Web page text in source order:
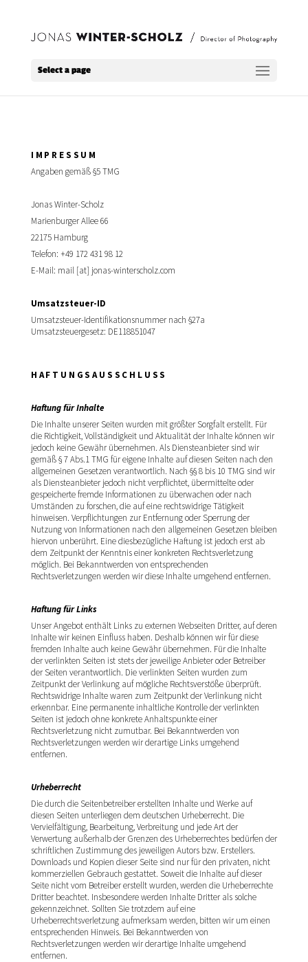
Select a page
IMPRESSUM
Angaben gemäß §5 TMG
Jonas Winter-Scholz
Marienburger Allee 66
22175 Hamburg
Telefon: +49 172 431 98 12
E-Mail: mail [at] jonas-winterscholz.com
Umsatzsteuer-ID
Umsatzsteuer-Identifikationsnummer nach §27a
Umsatzsteuergesetz: DE118851047
HAFTUNGSAUSSCHLUSS
Haftung für Inhalte
Die Inhalte unserer Seiten wurden mit größter Sorgfalt erstellt. Für
die Richtigkeit, Vollständigkeit und Aktualität der Inhalte können wir
jedoch keine Gewähr übernehmen. Als Diensteanbieter sind wir
gemäß § 7 Abs.1 TMG für eigene Inhalte auf diesen Seiten nach den
allgemeinen Gesetzen verantwortlich. Nach §§ 8 bis 10 TMG sind wir
als Diensteanbieter jedoch nicht verpflichtet, übermittelte oder
gespeicherte fremde Informationen zu überwachen oder nach
Umständen zu forschen, die auf eine rechtswidrige Tätigkeit
hinweisen. Verpflichtungen zur Entfernung oder Sperrung der
Nutzung von Informationen nach den allgemeinen Gesetzen bleiben
hiervon unberührt. Eine diesbezügliche Haftung ist jedoch erst ab
dem Zeitpunkt der Kenntnis einer konkreten Rechtsverletzung
möglich. Bei Bekanntwerden von entsprechenden
Rechtsverletzungen werden wir diese Inhalte umgehend entfernen.
Haftung für Links
Unser Angebot enthält Links zu externen Webseiten Dritter, auf deren
Inhalte wir keinen Einfluss haben. Deshalb können wir für diese
fremden Inhalte auch keine Gewähr übernehmen. Für die Inhalte
der verlinkten Seiten ist stets der jeweilige Anbieter oder Betreiber
der Seiten verantwortlich. Die verlinkten Seiten wurden zum
Zeitpunkt der Verlinkung auf mögliche Rechtsverstöße überprüft.
Rechtswidrige Inhalte waren zum Zeitpunkt der Verlinkung nicht
erkennbar. Eine permanente inhaltliche Kontrolle der verlinkten
Seiten ist jedoch ohne konkrete Anhaltspunkte einer
Rechtsverletzung nicht zumutbar. Bei Bekanntwerden von
Rechtsverletzungen werden wir derartige Links umgehend
entfernen.
Urheberrecht
Die durch die Seitenbetreiber erstellten Inhalte und Werke auf
diesen Seiten unterliegen dem deutschen Urheberrecht. Die
Vervielfältigung, Bearbeitung, Verbreitung und jede Art der
Verwertung außerhalb der Grenzen des Urheberrechtes bedürfen der
schriftlichen Zustimmung des jeweiligen Autors bzw. Erstellers.
Downloads und Kopien dieser Seite sind nur für den privaten, nicht
kommerziellen Gebrauch gestattet. Soweit die Inhalte auf dieser
Seite nicht vom Betreiber erstellt wurden, werden die Urheberrechte
Dritter beachtet. Insbesondere werden Inhalte Dritter als solche
gekennzeichnet. Sollten Sie trotzdem auf eine
Urheberrechtsverletzung aufmerksam werden, bitten wir um einen
entsprechenden Hinweis. Bei Bekanntwerden von
Rechtsverletzungen werden wir derartige Inhalte umgehend
entfernen.